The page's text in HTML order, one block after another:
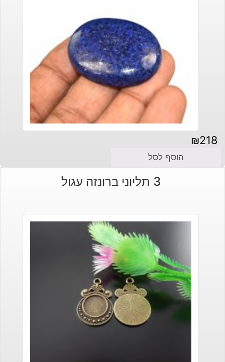
₪218
הוסף לסל
3 תליוני ברונזה עגול